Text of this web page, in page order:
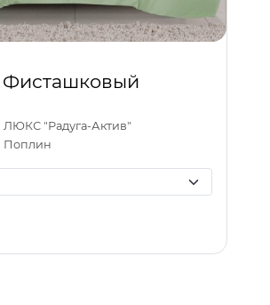
Фисташковый
ЛЮКС "Радуга-Актив"
Поплин